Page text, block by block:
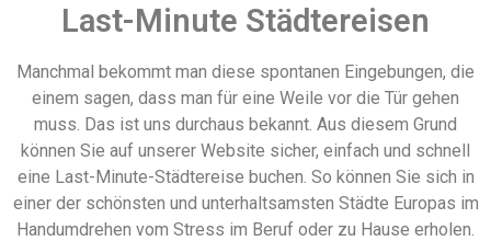
Last-Minute Städtereisen
Manchmal bekommt man diese spontanen Eingebungen, die
einem sagen, dass man für eine Weile vor die Tür gehen
muss. Das ist uns durchaus bekannt. Aus diesem Grund
können Sie auf unserer Website sicher, einfach und schnell
eine Last-Minute-Städtereise buchen. So können Sie sich in
einer der schönsten und unterhaltsamsten Städte Europas im
Handumdrehen vom Stress im Beruf oder zu Hause erholen.